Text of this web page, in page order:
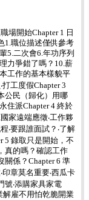
場開始Chapter 1 日
1.職位描述僅供參考
5.二次會6.年功序列
力爭錯了嗎？10.薪
工作的基本樣貌平
工度假Chapter 3
公民（歸化）用哪
住派Chapter 4 終於
家遠端應徵‧工作夥
‧要跟誰面試？‧了解
5 錄取只是開始，不
真的嗎？確認工作
關係？Chapter 6 準
印章莫名重要‧西瓜卡
號‧添購家具家電
解雇不用怕乾脆開業